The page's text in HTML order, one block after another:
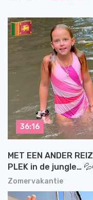
Zomervakantie
MET EEN ANDER
PLEK in de jungle…
36:16